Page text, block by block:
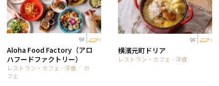
9F
Aloha Food Factory（アロ
ハフードファクトリー）
レストラン・カフェ - 洋食／ カ
フェ
9F
横濱元町ドリア
レストラン・カフェ - 洋食